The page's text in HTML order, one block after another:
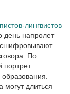
лингвистов
день напролет
По
портрет
образования.
могут длиться